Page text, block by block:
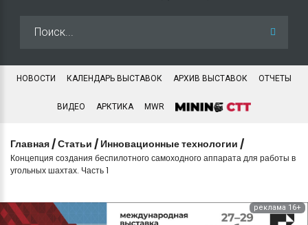
НОВОСТИ КАЛЕНДАРЬ ВЫСТАВОК АРХИВ ВЫСТАВОК ОТЧЕТЫ
ВИДЕО АРКТИКА MWR
Главная /Статьи / Инновационные технологии /
Концепция создания беспилотного самоходного аппарата для работы в
угольных шахтах. Часть 1
реклама 16+